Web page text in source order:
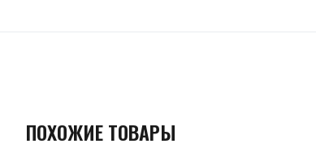
ПОХОЖИЕ ТОВАРЫ